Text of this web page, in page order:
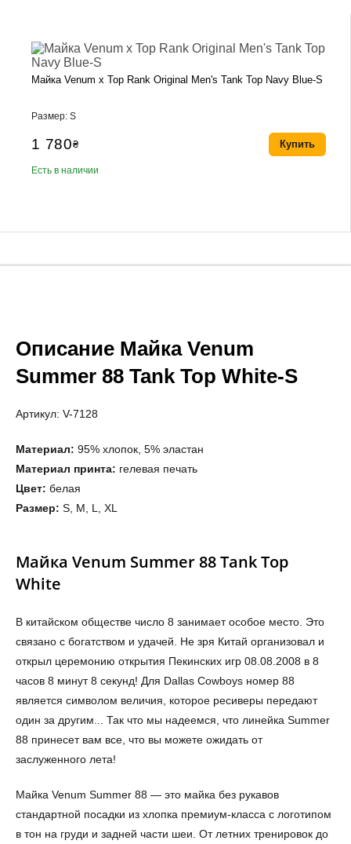
Майка Venum x Top Rank Original Men's Tank Top Navy Blue-S
Размер: S
1 780₴
Есть в наличии
Купить
Описание Майка Venum
Summer 88 Tank Top White-S
Артикул: V-7128
Материал: 95% хлопок, 5% эластан
Материал принта: гелевая печать
Цвет: белая
Размер: S, M, L, XL
Майка Venum Summer 88 Tank Top
White
В китайском обществе число 8 занимает особое место. Это
связано с богатством и удачей. Не зря Китай организовал и
открыл церемонию открытия Пекинских игр 08.08.2008 в 8
часов 8 минут 8 секунд! Для Dallas Cowboys номер 88
является символом величия, которое ресиверы передают
один за другим... Так что мы надеемся, что линейка Summer
88 принесет вам все, что вы можете ожидать от
заслуженного лета!
Майка Venum Summer 88 — это майка без рукавов
стандартной посадки из хлопка премиум-класса с логотипом
в тон на груди и задней части шеи. От летних тренировок до